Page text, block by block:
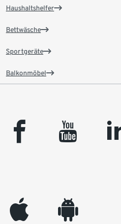
Haushaltshelfer
Bettwäsche
Sportgeräte
Balkonmöbel
facebook youtube
appleinc android